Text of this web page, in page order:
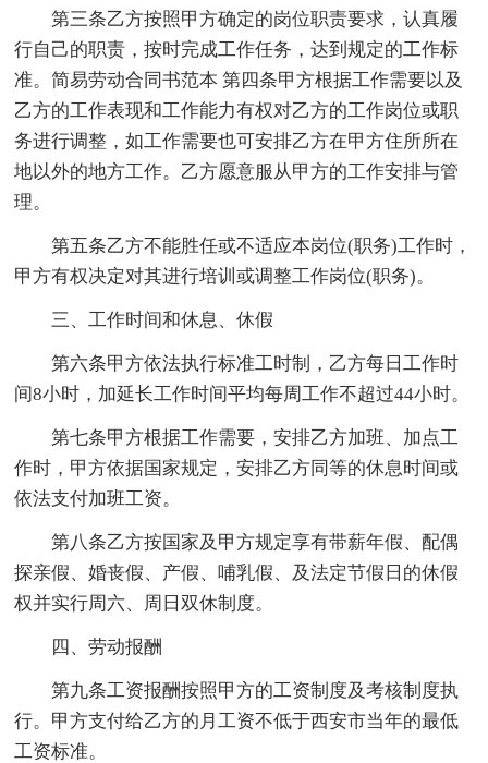
第三条乙方按照甲方确定的岗位职责要求，认真履
行自己的职责，按时完成工作任务，达到规定的工作标
准。简易劳动合同书范本 第四条甲方根据工作需要以及
乙方的工作表现和工作能力有权对乙方的工作岗位或职
务进行调整，如工作需要也可安排乙方在甲方住所所在
地以外的地方工作。乙方愿意服从甲方的工作安排与管
理。
第五条乙方不能胜任或不适应本岗位(职务)工作时，
甲方有权决定对其进行培训或调整工作岗位(职务)。
三、工作时间和休息、休假
第六条甲方依法执行标准工时制，乙方每日工作时
间8小时，加延长工作时间平均每周工作不超过44小时。
第七条甲方根据工作需要，安排乙方加班、加点工
作时，甲方依据国家规定，安排乙方同等的休息时间或
依法支付加班工资。
第八条乙方按国家及甲方规定享有带薪年假、配偶
探亲假、婚丧假、产假、哺乳假、及法定节假日的休假
权并实行周六、周日双休制度。
四、劳动报酬
第九条工资报酬按照甲方的工资制度及考核制度执
行。甲方支付给乙方的月工资不低于西安市当年的最低
工资标准。